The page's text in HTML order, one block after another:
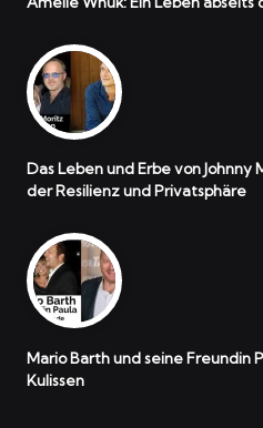
Das Leben und Erbe von Johnny
der Resilienz und Privatsphäre
Mario Barth und seine Freundin
Kulissen